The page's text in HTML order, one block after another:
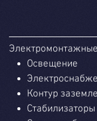
Освещение
Контур